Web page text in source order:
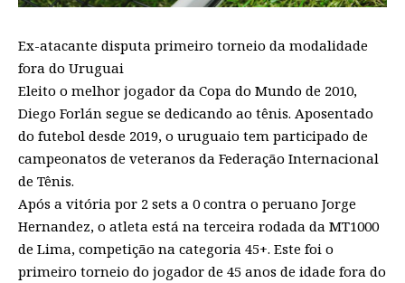
Ex-atacante disputa primeiro torneio da modalidade
fora do Uruguai
Eleito o melhor jogador da Copa do Mundo de 2010,
Diego Forlán segue se dedicando ao tênis. Aposentado
do futebol desde 2019, o uruguaio tem participado de
campeonatos de veteranos da Federação Internacional
de Tênis.
Após a vitória por 2 sets a 0 contra o peruano Jorge
Hernandez, o atleta está na terceira rodada da MT1000
de Lima, competição na categoria 45+. Este foi o
primeiro torneio do jogador de 45 anos de idade fora do